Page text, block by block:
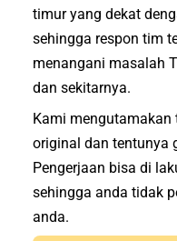
timur yang dekat
sehingga respon tim
menangani masalah
dan sekitarnya.
Kami mengutamakan
original dan tentunya
Pengerjaan bisa di
sehingga anda tidak
anda.